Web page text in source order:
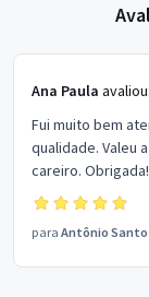
Ana Paula avaliou:
Fui muito bem
qualidade. Valeu
careiro. Obrigada!
para Antônio